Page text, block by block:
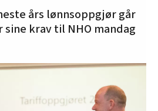
års lønnsoppgjør går
sine krav til NHO mandag